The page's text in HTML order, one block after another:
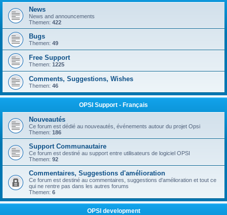
News
News and announcements
Themen: 422
Bugs
Themen: 49
Free Support
Themen: 1225
Comments, Suggestions, Wishes
Themen: 46
OPSI Support - Français
Nouveautés
Ce forum est dédié au nouveautés, événements autour du projet Opsi
Themen: 186
Support Communautaire
Ce forum est destiné au support entre utilisateurs de logiciel OPSI
Themen: 92
Commentaires, Suggestions d'amélioration
Ce forum est destiné au commentaires, suggestions d'amélioration et tout ce
qui ne rentre pas dans les autres forums
Themen: 6
OPSI development